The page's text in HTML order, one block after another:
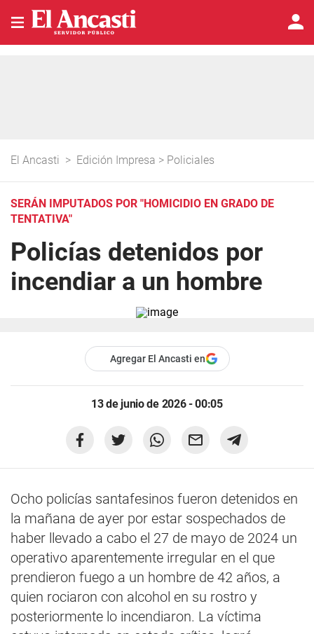
El Ancasti > Edición Impresa > Policiales
SERÁN IMPUTADOS POR "HOMICIDIO EN GRADO DE
TENTATIVA"
Policías detenidos por
incendiar a un hombre
Agregar El Ancasti en
13 de junio de 2026 - 00:05
Ocho policías santafesinos fueron detenidos en
la mañana de ayer por estar sospechados de
haber llevado a cabo el 27 de mayo de 2024 un
operativo aparentemente irregular en el que
prendieron fuego a un hombre de 42 años, a
quien rociaron con alcohol en su rostro y
posteriormente lo incendiaron. La víctima